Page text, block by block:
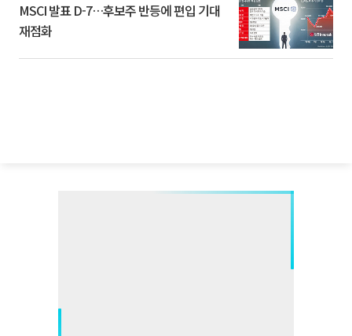
MSCI 발표 D-7…후보주 반등에 편입 기대
재점화